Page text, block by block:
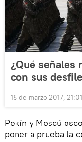
¿Qué señales
con sus
18 de marzo 2017,
Pekín y Moscú
poner a prueba la